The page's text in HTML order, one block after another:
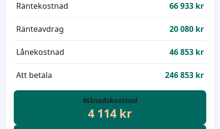
Räntekostnad 66 933 kr
Ränteavdrag 20 080 kr
Lånekostnad 46 853 kr
Att betala 246 853 kr
Månadskostnad
4 114 kr